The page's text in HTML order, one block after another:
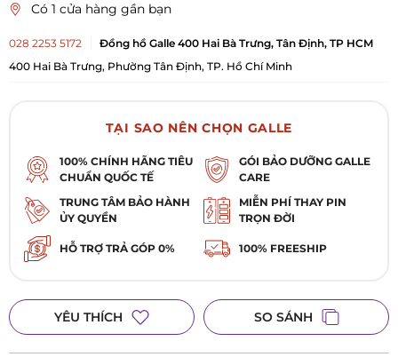
Có 1 cửa hàng gần bạn
028 2253 5172
Đồng hồ Galle 400 Hai Bà Trưng, Tân Định, TP HCM
400 Hai Bà Trưng, Phường Tân Định, TP. Hồ Chí Minh
TẠI SAO NÊN CHỌN GALLE
100% CHÍNH HÃNG TIÊU
CHUẨN QUỐC TẾ
GÓI BẢO DƯỠNG GALLE
CARE
TRUNG TÂM BẢO HÀNH
ỦY QUYỀN
MIỄN PHÍ THAY PIN
TRỌN ĐỜI
HỖ TRỢ TRẢ GÓP 0% 100% FREESHIP
YÊU THÍCH SO SÁNH